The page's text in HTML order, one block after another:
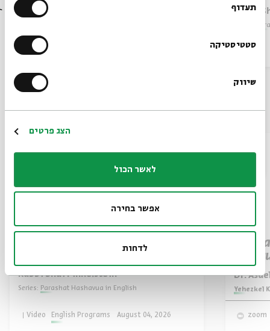
תעדוף
סטטיסטיקה
שיווק
הצג פרטים
לאשר הכול
אפשר בחירה
לדחות
Rabbi Shai Finkelstein
Video
Rabbi
Also at Beit Avi Chai
Parashat Re’eh: Treasured
Rabbi Shai Finkelstein
Series: Parashat Hashavua in English
English Programs
Video August 04, 2026
Dr.
Series:
Yehezkel
zoom
BEIT AVI CHAI’s programs!
Sign up for our newsletter!